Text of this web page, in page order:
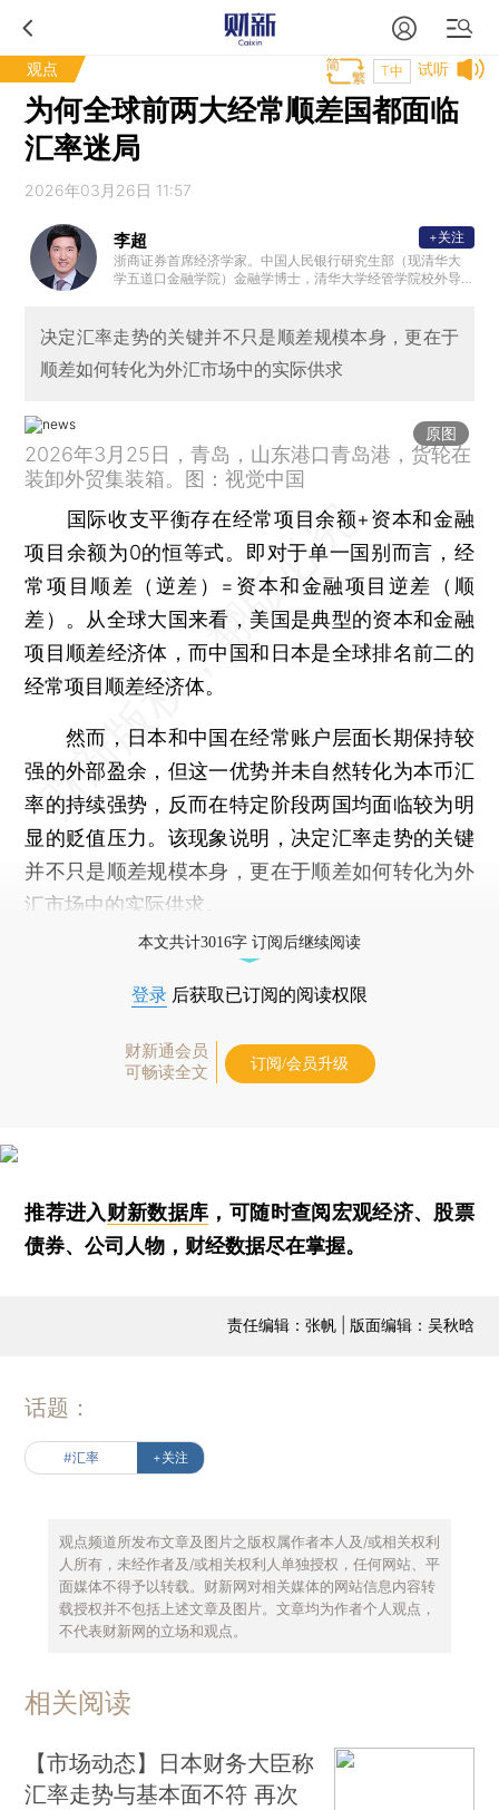
观点 试听
T中
为何全球前两大经常顺差国都面临
汇率迷局
2026年03月26日 11:57
李超
浙商证券首席经济学家。中国人民银行研究生部（现清华大
学五道口金融学院）金融学博士，清华大学经管学院校外导
（承担全面深化改革领导小组办公室职责），先后参与我国
一系列重大金融改革制度设计。2012年至2013年借调国务院
办公厅秘书二局。2016年加盟华泰证券，曾任华泰证券研究
+关注
决定汇率走势的关键并不只是顺差规模本身，更在于
顺差如何转化为外汇市场中的实际供求
原图
2026年3月25日，青岛，山东港口青岛港，货轮在
装卸外贸集装箱。图：视觉中国
国际收支平衡存在经常项目余额+资本和金融
项目余额为0的恒等式。即对于单一国别而言，经
常项目顺差（逆差）=资本和金融项目逆差（顺
差）。从全球大国来看，美国是典型的资本和金融
项目顺差经济体，而中国和日本是全球排名前二的
经常项目顺差经济体。
然而，日本和中国在经常账户层面长期保持较
强的外部盈余，但这一优势并未自然转化为本币汇
率的持续强势，反而在特定阶段两国均面临较为明
显的贬值压力。该现象说明，决定汇率走势的关键
并不只是顺差规模本身，更在于顺差如何转化为外
汇市场中的实际供求。
本文共计3016字 订阅后继续阅读
登录 后获取已订阅的阅读权限
财新通会员
可畅读全文
订阅/会员升级
推荐进入财新数据库 ，可随时查阅宏观经济、股票
债券、公司人物，财经数据尽在掌握。
责任编辑：张帆 | 版面编辑：吴秋晗
话题：
#汇率 +关注
观点频道所发布文章及图片之版权属作者本人及/或相关权利
人所有，未经作者及/或相关权利人单独授权，任何网站、平
面媒体不得予以转载。财新网对相关媒体的网站信息内容转
载授权并不包括上述文章及图片。文章均为作者个人观点，
不代表财新网的立场和观点。
相关阅读
【市场动态】日本财务大臣称
汇率走势与基本面不符 再次